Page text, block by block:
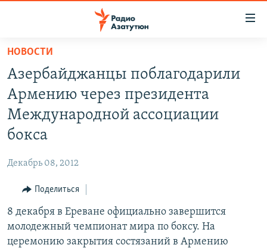
Перейти
основному
содержанию
Перейти
основной
Перейти
поиску
ГЛАВНАЯ
НОВОСТИ
ПОЛИТИКА
ОБЩЕСТВО
РЕГИОН
НАГОРНЫЙ КАРАБАХ
КУЛЬТУРА
СПОРТ
НОВОСТИ
Азербайджанцы поблагодарили
Армению через президента
Международной ассоциации
бокса
Декабрь 08, 2012
Поделиться
8 декабря в Ереване официально завершится
молодежный чемпионат мира по боксу. На
церемонию закрытия состязаний в Армению